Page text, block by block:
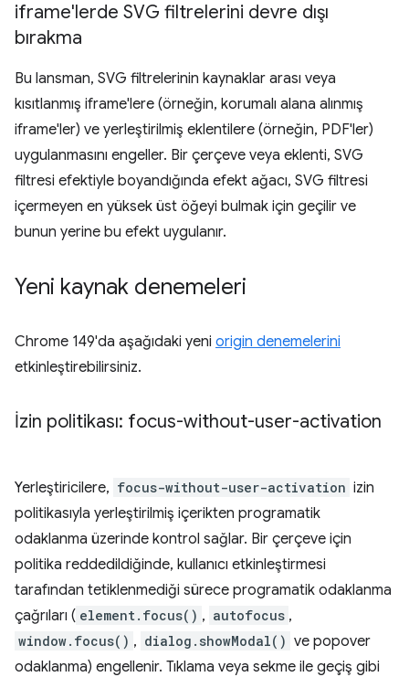
iframe'lerde SVG filtrelerini devre dışı
bırakma
Bu lansman, SVG filtrelerinin kaynaklar arası veya
kısıtlanmış iframe'lere (örneğin, korumalı alana alınmış
iframe'ler) ve yerleştirilmiş eklentilere (örneğin, PDF'ler)
uygulanmasını engeller. Bir çerçeve veya eklenti, SVG
filtresi efektiyle boyandığında efekt ağacı, SVG filtresi
içermeyen en yüksek üst öğeyi bulmak için geçilir ve
bunun yerine bu efekt uygulanır.
Yeni kaynak denemeleri
Chrome 149'da aşağıdaki yeni origin denemelerini
etkinleştirebilirsiniz.
İzin politikası: focus-without-user-activation
Yerleştiricilere, focus-without-user-activation izin
politikasıyla yerleştirilmiş içerikten programatik
odaklanma üzerinde kontrol sağlar. Bir çerçeve için
politika reddedildiğinde, kullanıcı etkinleştirmesi
tarafından tetiklenmediği sürece programatik odaklanma
çağrıları ( element.focus() , autofocus ,
window.focus() , dialog.showModal() ve popover
odaklanma) engellenir. Tıklama veya sekme ile geçiş gibi